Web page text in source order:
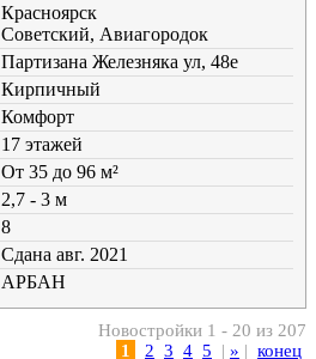
Красноярск
Советский, Авиагородок
Партизана Железняка ул, 48е
Кирпичный
Комфорт
17 этажей
От 35 до 96 м²
2,7 - 3 м
8
Cдана авг. 2021
АРБАН
Новостройки 1 - 20 из 207
1
2 3 4 5 | » | конец